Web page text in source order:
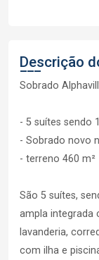
Descrição
Sobrado
- 5 suítes sendo
- Sobrado novo
- terreno 460 m²
São 5 suítes,
ampla integrada
lavanderia,
com ilha e